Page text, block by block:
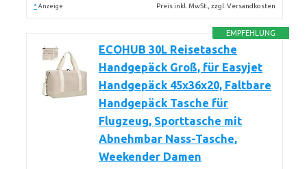
* Anzeige Preis inkl. MwSt., zzgl. Versandkosten
EMPFEHLUNG
ECOHUB 30L Reisetasche
Handgepäck Groß, für Easyjet
Handgepäck 45x36x20, Faltbare
Handgepäck Tasche für
Flugzeug, Sporttasche mit
Abnehmbar Nass-Tasche,
Weekender Damen